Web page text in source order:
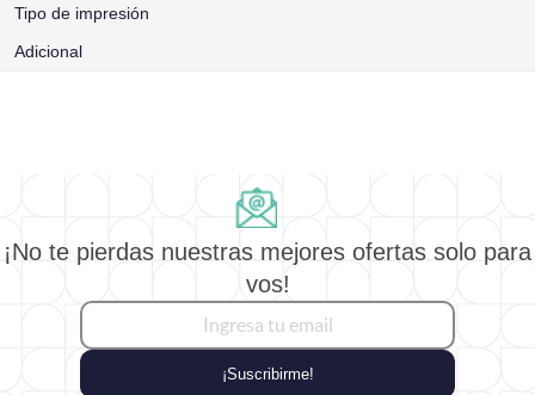
Tipo de impresión
Adicional
¡No te pierdas nuestras mejores ofertas solo para
vos!
¡Suscribirme!